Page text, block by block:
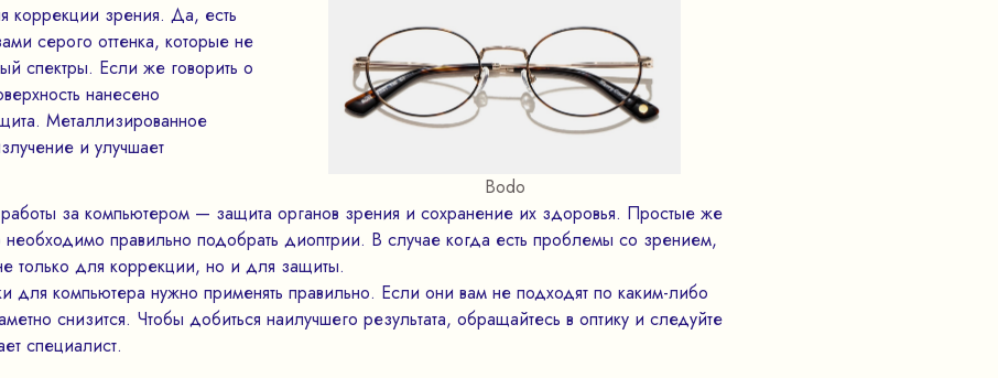
коррекции зрения. Да, есть
серого оттенка, которые не
спектры. Если же говорить о
нанесено
Металлизированное
и улучшает
Bodo
за компьютером — защита органов зрения и сохранение их здоровья. Простые же
необходимо правильно подобрать диоптрии. В случае когда есть проблемы со зрением,
только для коррекции, но и для защиты.
для компьютера нужно применять правильно. Если они вам не подходят по каким-либо
снизится. Чтобы добиться наилучшего результата, обращайтесь в оптику и следуйте
специалист.